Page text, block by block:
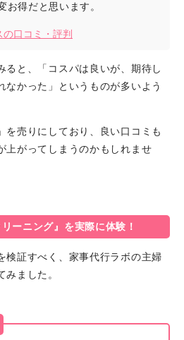
お得だと思います。
の口コミ・評判
ると、「コスパは良いが、期待し
なかった」というものが多いよう
を売りにしており、良い口コミも
上がってしまうのかもしれませ
ーニング』を実際に体験！
検証すべく、家事代行ラボの主婦
みました。